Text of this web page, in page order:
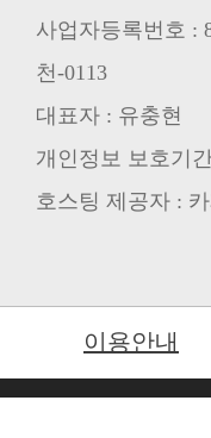
사업자등록번호 :
천-0113
대표자 : 유충현
개인정보 보호기
호스팅 제공자 :
이용안내